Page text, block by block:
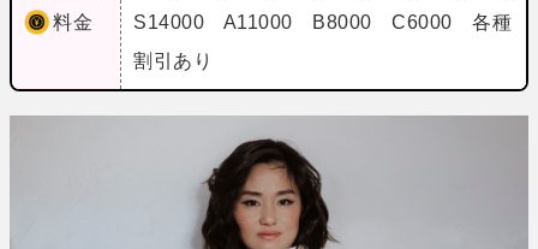
料金
S14000 A11000 B8000 C6000 各種
割引あり